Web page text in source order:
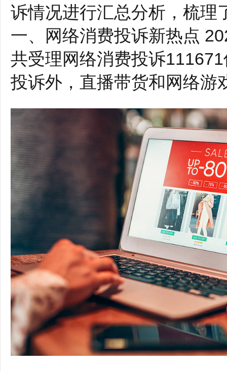
诉情况进行汇总分析，梳理
一、网络消费投诉新热点
共受理网络消费投诉
投诉外，直播带货和网络游